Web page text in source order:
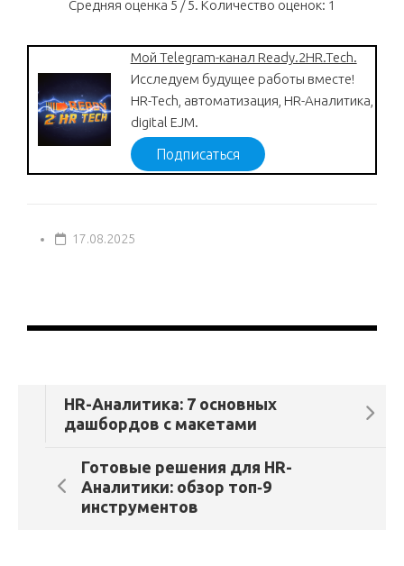
Средняя оценка 5 / 5. Количество оценок: 1
Мой Telegram-канал Ready.2HR.Tech.
Исследуем будущее работы вместе!
HR-Tech, автоматизация, HR-Аналитика,
digital EJM.
Подписаться
17.08.2025
HR-Аналитика: 7 основных
дашбордов с макетами
Готовые решения для HR-
Аналитики: обзор топ‑9
инструментов